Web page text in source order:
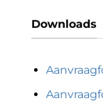
Downloads